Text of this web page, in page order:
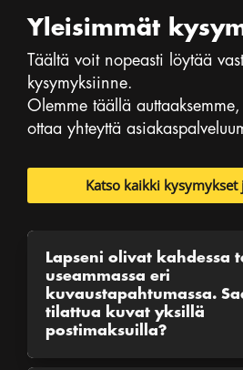
Yleisimmät
Täältä voit nopeasti löytää
kysymyksiinne.
Olemme täällä
ottaa yhteyttä
Katso kaikki kysymykset
Lapseni olivat kahdessa
useammassa eri
kuvaustapahtumassa.
tilattua kuvat yksillä
postimaksuilla?